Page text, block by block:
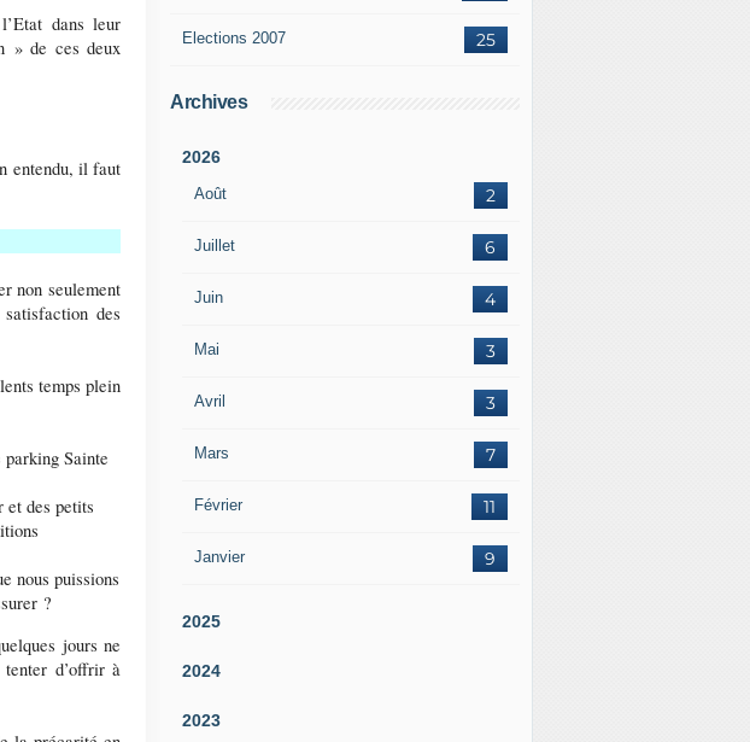
dans leur
» de ces deux
entendu, il faut
non seulement
des
temps plein
Sainte
et des petits
nous puissions
?
jours ne
tenter d’offrir à
25
Elections 2007
Archives
2026
Août 2
Juillet 6
Juin 4
Mai 3
Avril 3
Mars 7
Février 11
Janvier 9
2025
2024
2023